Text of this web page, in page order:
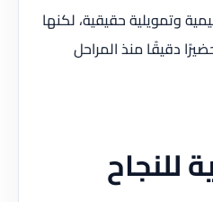
وتمويلية حقيقية، لكنها
دقيقًا منذ المراحل
للنجاح